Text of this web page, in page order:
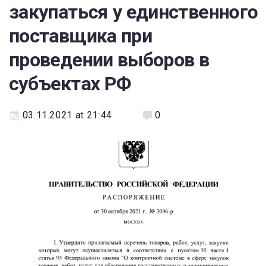
закупаться у единственного
поставщика при
проведении выборов в
субъектах РФ
03.11.2021 at 21:44 0